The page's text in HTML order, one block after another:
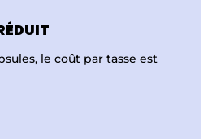
le coût par tasse est